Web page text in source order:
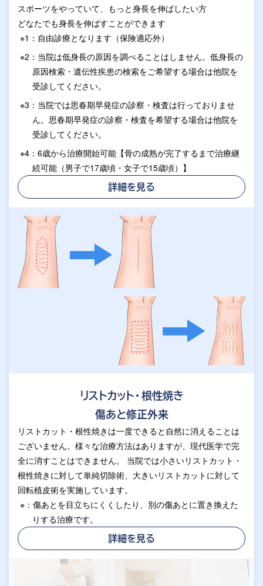
スポーツをやっていて、もっと身長を伸ばしたい方
どなたでも身長を伸ばすことができます
※1：自由診療となります（保険適応外）
※2：当院は低身長の原因を調べることはしません。低身長の
原因検索・遺伝性疾患の検索をご希望する場合は他院を
受診してください。
※3：当院では思春期早発症の診察・検査は行っておりませ
ん。思春期早発症の診察・検査を希望する場合は他院を
受診してください。
※4：6歳から治療開始可能【骨の成熟が完了するまで治療継
続可能（男子で17歳頃・女子で15歳頃）】
詳細を見る
リストカット・根性焼き
傷あと修正外来
リストカット・根性焼きは一度できると自然に消えることは
ございません。様々な治療方法はありますが、現代医学で完
全に消すことはできません。 当院では小さいリストカット・
根性焼きに対して単純切除術、大きいリストカットに対して
回転植皮術を実施しています。
※：傷あとを目立ちにくくしたり、別の傷あとに置き換えた
りする治療です。
詳細を見る